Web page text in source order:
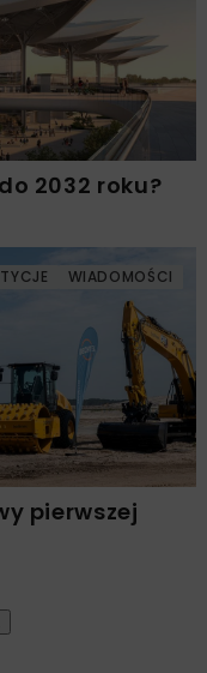
2032 roku?
WIADOMOŚCI
pierwszej